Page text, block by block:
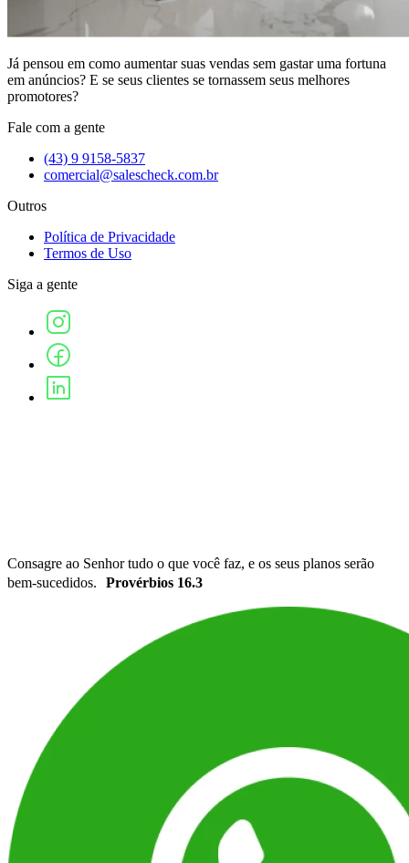
Já pensou em como aumentar suas vendas sem gastar uma fortuna
em anúncios? E se seus clientes se tornassem seus melhores
promotores?
Fale com a gente
(43) 9 9158-5837
comercial@salescheck.com.br
Outros
Política de Privacidade
Termos de Uso
Siga a gente
Consagre ao Senhor tudo o que você faz, e os seus planos serão
bem-sucedidos. Provérbios 16.3